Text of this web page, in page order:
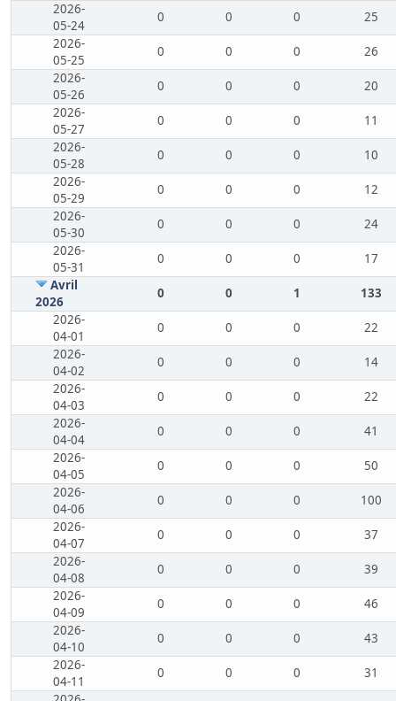
2026-
05-24
0 0 0
25
2026-
05-25
0 0 0
26
2026-
05-26
0 0 0
20
2026-
05-27
0 0 0
11
2026-
05-28
0 0 0
10
2026-
05-29
0 0 0
12
2026-
05-30
0 0 0
24
2026-
05-31
0 0 0
17
Avril
2026
0 0 1
133
2026-
04-01
0 0 0
22
2026-
04-02
0 0 0
14
2026-
04-03
0 0 0
22
2026-
04-04
0 0 0
41
2026-
04-05
0 0 0
50
2026-
04-06
0 0 0
100
2026-
04-07
0 0 0
37
2026-
04-08
0 0 0
39
2026-
04-09
0 0 0
46
2026-
04-10
0 0 0
43
2026-
04-11
0 0 0
31